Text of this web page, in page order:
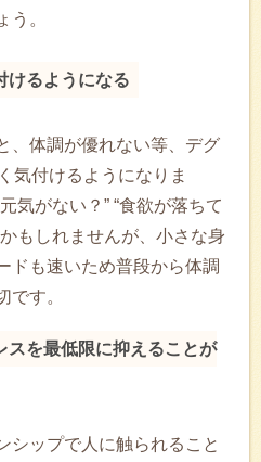
う。
けるようになる
、体調が優れない等、デグ
気付けるようになりま
気がない？” “食欲が落ちて
もしれませんが、小さな身
ドも速いため普段から体調
です。
スを最低限に抑えることが
シップで人に触られること